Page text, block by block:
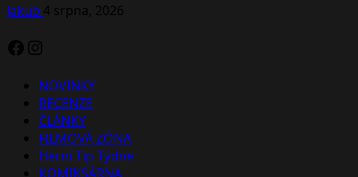
Jakub 4 srpna, 2026
Facebook
Instagram
NOVINKY
RECENZE
ČLÁNKY
FILMOVÁ ZÓNA
Herní Tip Týdne
KOMIKSÁRNA